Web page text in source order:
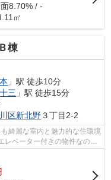
8.70% / -
㎡
棟
」駅 徒歩10分
十三 」駅 徒歩15分
区新北野３丁目2-2
綺麗な室内と魅力的な住環境
ベーター付きの物件なので